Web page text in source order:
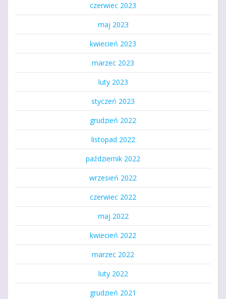
czerwiec 2023
maj 2023
kwiecień 2023
marzec 2023
luty 2023
styczeń 2023
grudzień 2022
listopad 2022
październik 2022
wrzesień 2022
czerwiec 2022
maj 2022
kwiecień 2022
marzec 2022
luty 2022
grudzień 2021